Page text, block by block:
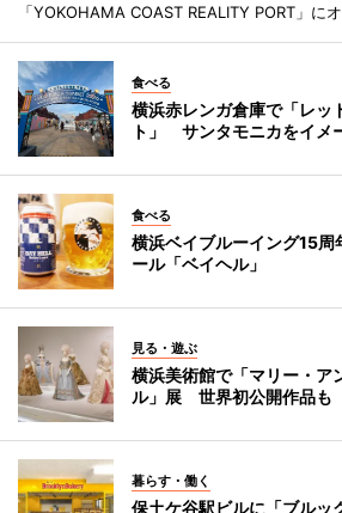
「YOKOHAMA COAST REALITY PORT」にオ
食べる
横浜赤レンガ倉庫で「レッ
ト」 サンタモニカをイメ
食べる
横浜ベイブルーイング15
ール「ベイヘル」
見る・遊ぶ
横浜美術館で「マリー・ア
ル」展 世界初公開作品も
暮らす・働く
保土ケ谷駅ビルに「ブル